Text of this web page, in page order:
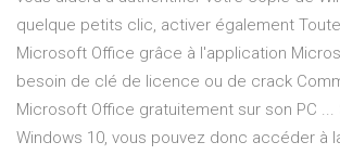
quelque petits clic, activer également
Microsoft Office grâce à l'application
besoin de clé de licence ou de crack
Microsoft Office gratuitement sur son PC
Windows 10, vous pouvez donc accéder à